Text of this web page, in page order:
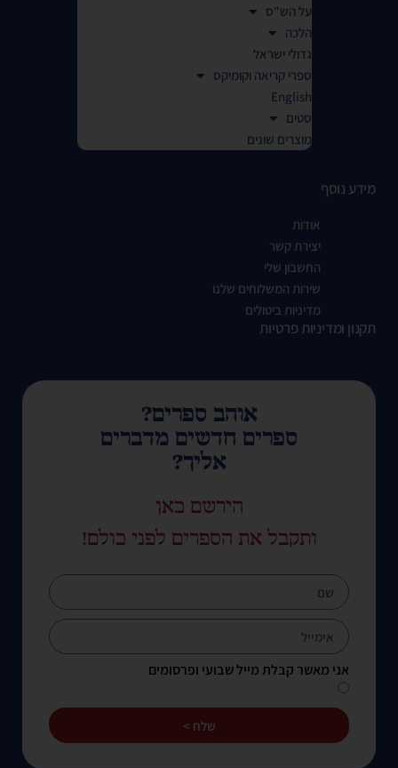
על הש"ס
הלכה
גדולי ישראל
ספרי קריאה וקומיקס
English
סטים
מוצרים שונים
מידע נוסף
אודות
יצירת קשר
החשבון שלי
שירות המשלוחים שלנו
מדיניות ביטולים
תקנון ומדיניות פרטיות
אוהב ספרים?
ספרים חדשים מדברים
אליך?
הירשם כאן
ותקבל את הספרים לפני כולם!
אני מאשר קבלת מייל שבועי ופרסומים
שלח >